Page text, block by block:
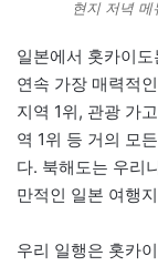
현지 저녁
일본에서 홋카이
연속 가장 매력적
지역 1위, 관광 가
역 1위 등 거의 모
다. 북해도는 우리
만적인 일본 여행
우리 일행은 홋카